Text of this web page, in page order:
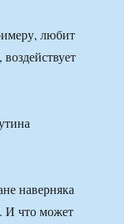
любит
наверняка
И что может